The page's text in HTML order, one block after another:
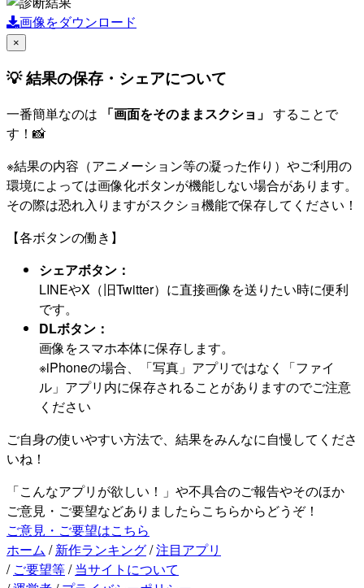
画像をダウンロード
×
💡 結果の保存・シェアについて
一番簡単なのは 「画面をそのままスクショ」 することで
す！📸
※結果の内容（アニメーション等の凝った作り）やご利用の
環境によっては画像化ボタンが機能しない場合があります。
その際は恐れ入りますがスクショ機能で保存してください！
【各ボタンの働き】
シェアボタン：
LINEやX（旧Twitter）に直接画像を送りたい時に便利
です。
DLボタン：
画像をスマホ本体に保存します。
※iPhoneの場合、「写真」アプリではなく「ファイ
ル」アプリ内に保存されることがありますのでご注意
ください
ご自身の使いやすい方法で、結果をみんなに自慢してくださ
いね！
「こんなアプリが欲しい！」や不具合のご報告やそのほか
ご意見・ご要望などありましたらこちらからどうぞ！
ご意見・ご要望はこちら
ホーム / 新作ランキング/注目アプリ
/ ご要望等/ 当サイトについて